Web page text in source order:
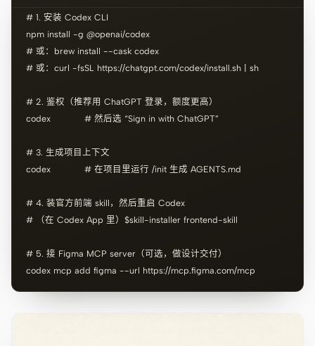
# 1. 安装 Codex CLI
npm install -g @openai/codex
# 或：brew install --cask codex
# 或：curl -fsSL https://chatgpt.com/codex/install.sh | sh
# 2. 鉴权（推荐用 ChatGPT 登录，额度更高）
codex            # 然后选 “Sign in with ChatGPT”
# 3. 生成项目上下文
codex            # 在项目里运行 /init 生成 AGENTS.md
# 4. 装官方前端 skill，然后重启 Codex
# （在 Codex App 里）$skill-installer frontend-skill
# 5. 接 Figma MCP server（可选，做设计交付）
codex mcp add figma --url https://mcp.figma.com/mcp